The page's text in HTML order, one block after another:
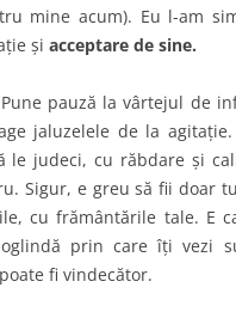
mine acum). Eu l-am
și acceptare de sine.
Pune pauză la vârtejul de
jaluzelele de la agitație.
le judeci, cu răbdare și
Sigur, e greu să fii doar
cu frământările tale. E
prin care îți vezi
fi vindecător.